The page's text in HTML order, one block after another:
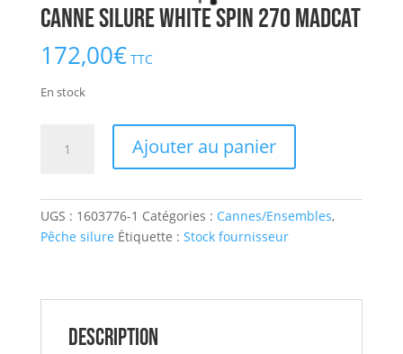
Canne Silure White Spin 270 MADCAT
172,00€ TTC
En stock
Silure
White
Spin
Ajouter au panier
UGS : 1603776-1 Catégories : Cannes/Ensembles,
Pêche silure Étiquette : Stock fournisseur
Description